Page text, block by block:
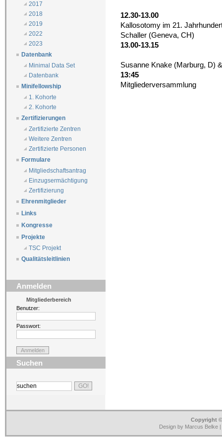
2017
2018
2019
2022
2023
Datenbank
Minimal Data Set
Datenbank
Minifellowship
1. Kohorte
2. Kohorte
Zertifizierungen
Zertifizierte Zentren
Weitere Zentren
Zertifizierte Personen
Formulare
Mitgliedschaftsantrag
Einzugsermächtigung
Zertifizierung
Ehrenmitglieder
Links
Kongresse
Projekte
TSC Projekt
Qualitätsleitlinien
Anmelden
Mitgliederbereich
Benutzer:
Passwort:
Suchen
12.30-13.00
Kallosotomy im 21.
Schaller (Geneva, CH)
13.00-13.15
Susanne Knake (Marburg, D)
13:45
Mitgliederversammlung
Copyright
Design by Marcus Belke